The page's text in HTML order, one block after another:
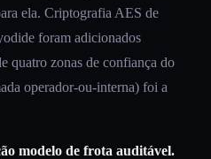
ela. Criptografia AES de
foram adicionados
quatro zonas de confiança do
operador-ou-interna) foi a
modelo de frota auditável.